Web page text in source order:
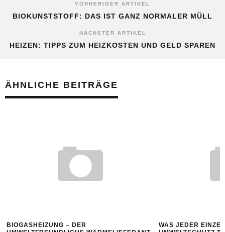
VORHERIGER ARTIKEL
BIOKUNSTSTOFF: DAS IST GANZ NORMALER MÜLL
NÄCHSTER ARTIKEL
HEIZEN: TIPPS ZUM HEIZKOSTEN UND GELD SPAREN
ÄHNLICHE BEITRÄGE
BIOGASHEIZUNG – DER
WAS JEDER